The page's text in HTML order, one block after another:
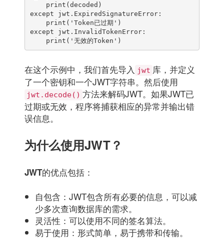
except jwt.ExpiredSignatureError:
except jwt.InvalidTokenError:
在这个示例中，我们首先导入 jwt 库，并定义
了一个密钥和一个JWT字符串。然后使用
jwt.decode() 方法来解码JWT。如果JWT已
过期或无效，程序将捕获相应的异常并输出错
误信息。
为什么使用JWT？
JWT的优点包括：
自包含：JWT包含所有必要的信息，可以减
少多次查询数据库的需求。
灵活性：可以使用不同的签名算法。
易于使用：形式简单，易于携带和传输。